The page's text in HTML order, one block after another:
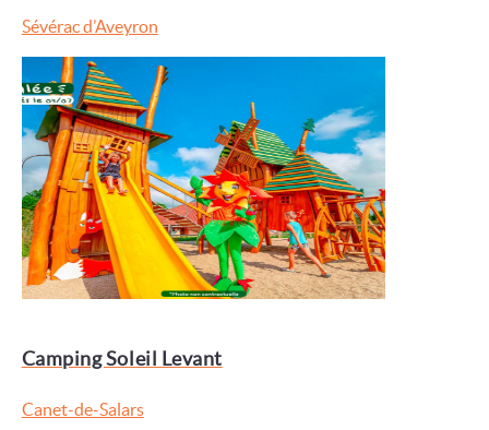
Sévérac d’Aveyron
Camping Soleil Levant
Canet-de-Salars